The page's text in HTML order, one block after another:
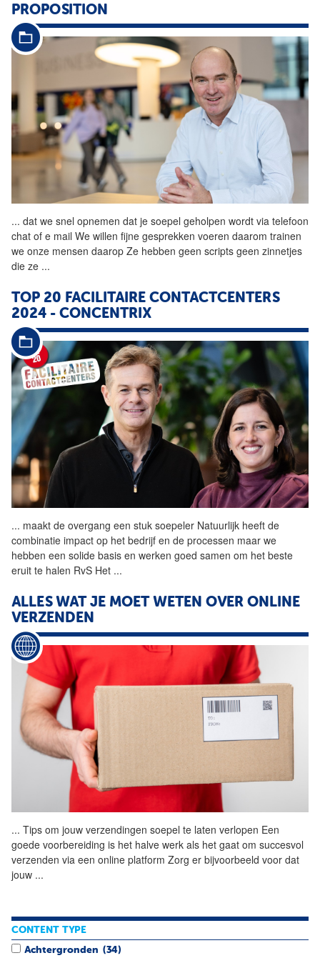
PROPOSITION
... dat we snel opnemen dat je soepel geholpen wordt via telefoon
chat of e mail We willen fijne gesprekken voeren daarom trainen
we onze mensen daarop Ze hebben geen scripts geen zinnetjes
die ze ...
TOP 20 FACILITAIRE CONTACTCENTERS
2024 - CONCENTRIX
... maakt de overgang een stuk soepeler Natuurlijk heeft de
combinatie impact op het bedrijf en de processen maar we
hebben een solide basis en werken goed samen om het beste
eruit te halen RvS Het ...
ALLES WAT JE MOET WETEN OVER ONLINE
VERZENDEN
... Tips om jouw verzendingen soepel te laten verlopen Een
goede voorbereiding is het halve werk als het gaat om succesvol
verzenden via een online platform Zorg er bijvoorbeeld voor dat
jouw ...
CONTENT TYPE
Achtergronden (34)